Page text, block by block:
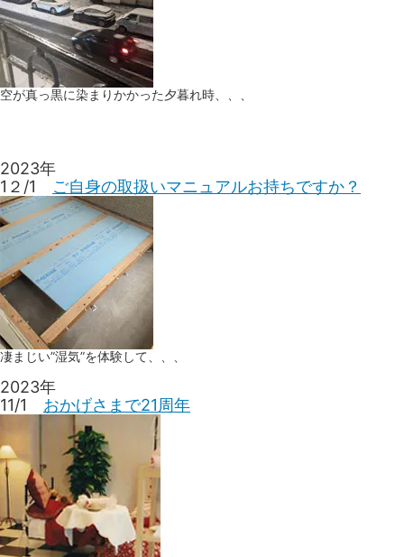
空が真っ黒に染まりかかった夕暮れ時、、、
2023年
1２/1 ご自身の取扱いマニュアルお持ちですか？
凄まじい”湿気”を体験して、、、
2023年
11/1 おかげさまで21周年